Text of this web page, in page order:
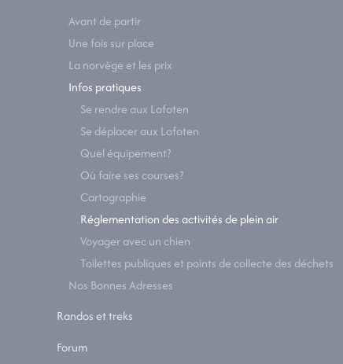
Avant de partir
Une fois sur place
La norvège et les prix
Infos pratiques
Se rendre aux Lofoten
Se déplacer aux Lofoten
Quel équipement?
Où faire ses courses?
Cartographie
Réglementation des activités de plein air
Voyager avec un chien
Toilettes publiques et points de collecte des déchets
Nos Bonnes Adresses
Randos et treks
Forum